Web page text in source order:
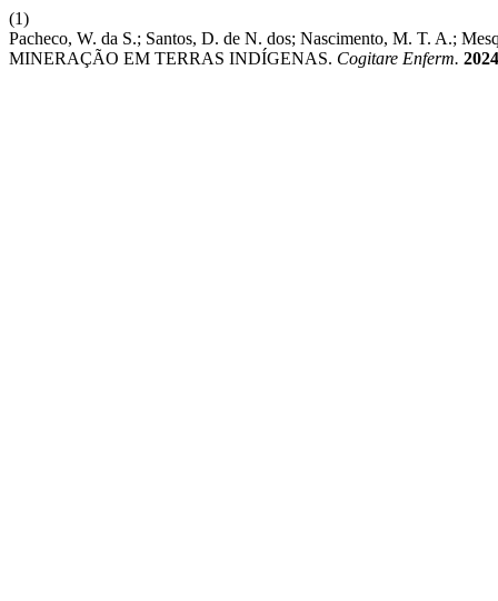
(1)
Pacheco, W. da S.; Santos, D. de N. dos; Nascimento, M. T. A.;
MINERAÇÃO EM TERRAS INDÍGENAS. Cogitare Enferm. 2024